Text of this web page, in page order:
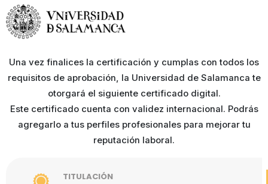
Una vez finalices la certificación y cumplas con todos los
requisitos de aprobación, la Universidad de Salamanca te
otorgará el siguiente certificado digital.
Este certificado cuenta con validez internacional. Podrás
agregarlo a tus perfiles profesionales para mejorar tu
reputación laboral.
TITULACIÓN